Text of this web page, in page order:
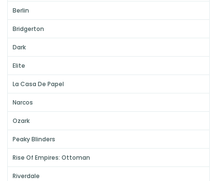
Berlin
Bridgerton
Dark
Elite
La Casa De Papel
Narcos
Ozark
Peaky Blinders
Rise Of Empires: Ottoman
Riverdale